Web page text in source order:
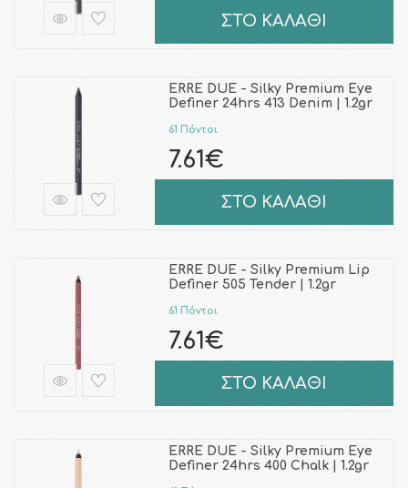
ΣΤΟ ΚΑΛΑΘΙ
ERRE DUE - Silky Premium Eye
Definer 24hrs 413 Denim | 1.2gr
61 Πόντοι
7.61€
ΣΤΟ ΚΑΛΑΘΙ
ERRE DUE - Silky Premium Lip
Definer 505 Tender | 1.2gr
61 Πόντοι
7.61€
ΣΤΟ ΚΑΛΑΘΙ
ERRE DUE - Silky Premium Eye
Definer 24hrs 400 Chalk | 1.2gr